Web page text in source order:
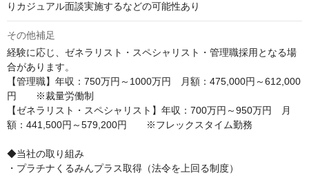
りカジュアル面談実施するなどの可能性あり
その他補足
経験に応じ、ゼネラリスト・スペシャリスト・管理職採用となる場
合があります。
【管理職】年収：750万円～1000万円　月額：475,000円～612,000
円　　※裁量労働制
【ゼネラリスト・スペシャリスト】年収：700万円～950万円　月
額：441,500円～579,200円　　※フレックスタイム勤務
◆当社の取り組み
・プラチナくるみんプラス取得（法令を上回る制度）